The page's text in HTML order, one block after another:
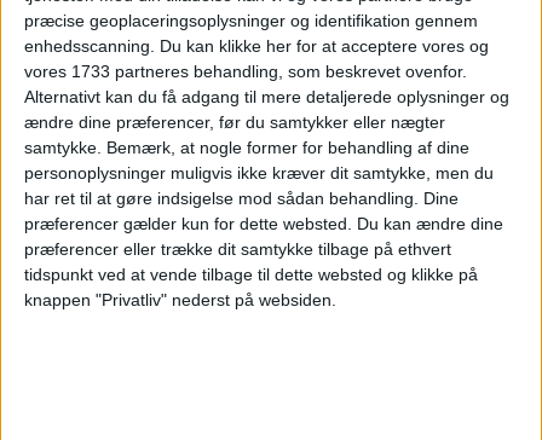
præcise geoplaceringsoplysninger og identifikation gennem
enhedsscanning. Du kan klikke her for at acceptere vores og
vores 1733 partneres behandling, som beskrevet ovenfor.
Alternativt kan du få adgang til mere detaljerede oplysninger og
ændre dine præferencer, før du samtykker eller nægter
samtykke. Bemærk, at nogle former for behandling af dine
personoplysninger muligvis ikke kræver dit samtykke, men du
har ret til at gøre indsigelse mod sådan behandling. Dine
præferencer gælder kun for dette websted. Du kan ændre dine
præferencer eller trække dit samtykke tilbage på ethvert
tidspunkt ved at vende tilbage til dette websted og klikke på
knappen "Privatliv" nederst på websiden.
30. JULI 2026
2 UGER PÅ PHI PHI FOR KUN
6.341,-